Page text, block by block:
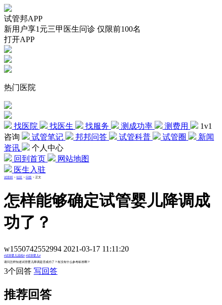
试管邦APP
新用户享1元三甲医生问诊 仅限前100名
打开APP
热门医院
找医院 找医生 找服务 测成功率 测费用
1v1
咨询
试管笔记 邦邦问答 试管科普 试管圈
新闻
资讯
个人中心
回到首页
网站地图
医生入驻
试管邦 > 社区 > 问答 > 正文
怎样能够确定试管婴儿降调成
功了？
w1550742552994 2021-03-17 11:11:20
#试管婴儿流程# #试管婴儿#
请问怎样知道试管婴儿降调是否成功了？有没有什么参考标准啊？
3个回答 写回答
推荐回答